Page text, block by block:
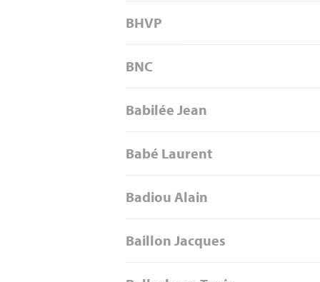
BHVP
BNC
Babilée Jean
Babé Laurent
Badiou Alain
Baillon Jacques